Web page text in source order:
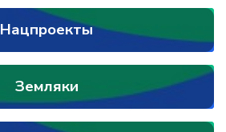
Нацпроекты
Земляки